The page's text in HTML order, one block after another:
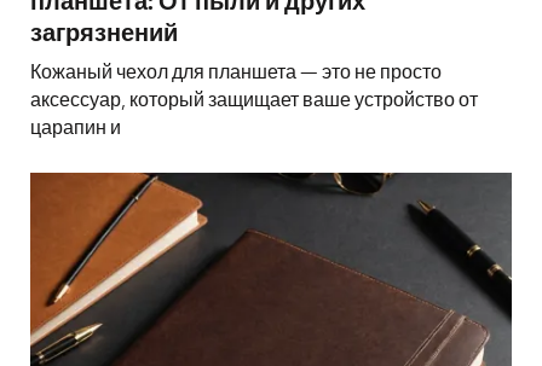
загрязнений
Кожаный чехол для планшета — это не просто
аксессуар, который защищает ваше устройство от
царапин и